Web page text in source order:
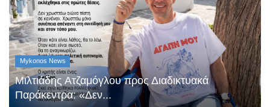
Mykonos News
Μιλτιάδης Ατζαμόγλου προς Διαδικτυακά
Παράκεντρα: «Δεν...